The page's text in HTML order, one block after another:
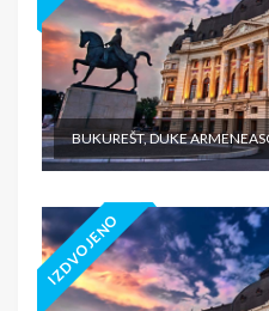
BUKUREŠT, DUKE
IZDVOJENO